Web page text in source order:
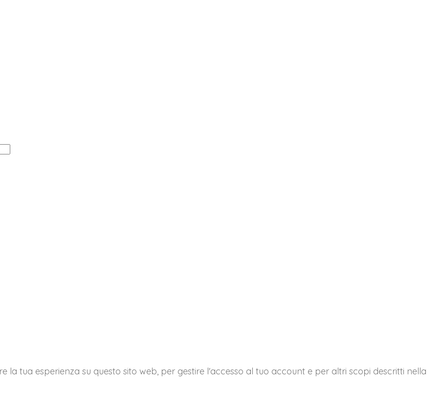
la tua esperienza su questo sito web, per gestire l'accesso al tuo account e per altri scopi descritti nella